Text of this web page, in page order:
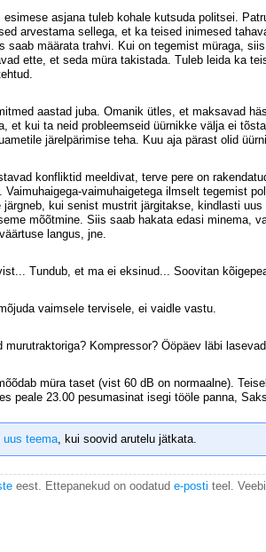
asjana tuleb kohale kutsuda politsei.
arvestama sellega, et ka teised inimesed
saab määrata trahvi. Kui on tegemist müraga,
ette, et seda müra takistada. Tuleb leida ka
aastad juba. Omanik ütles, et maksavad
kui ta neid probleemseid üürnikke välja ei
järelpärimise teha. Kuu aja pärast olid
konfliktid meeldivat, terve pere on
vaimuhaigetega ilmselt tegemist
kui senist mustrit järgitakse, kindlasti
mõõtmine. Siis saab hakata edasi minema,
langus, jne.
Tundub, et ma ei eksinud... Soovitan
vaimsele tervisele, ei vaidle vastu.
Kompressor? Ööpäev läbi
müra taset (vist 60 dB on normaalne).
peale 23.00 pesumasinat isegi tööle panna,
uus teema, kui soovid arutelu jätkata.
eest. Ettepanekud on oodatud e-posti teel.